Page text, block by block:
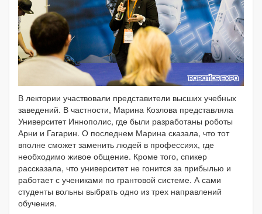
В лектории участвовали представители высших учебных
заведений. В частности, Марина Козлова представляла
Университет Иннополис, где были разработаны роботы
Арни и Гагарин. О последнем Марина сказала, что тот
вполне сможет заменить людей в профессиях, где
необходимо живое общение. Кроме того, спикер
рассказала, что университет не гонится за прибылью и
работает с учениками по грантовой системе. А сами
студенты вольны выбрать одно из трех направлений
обучения.